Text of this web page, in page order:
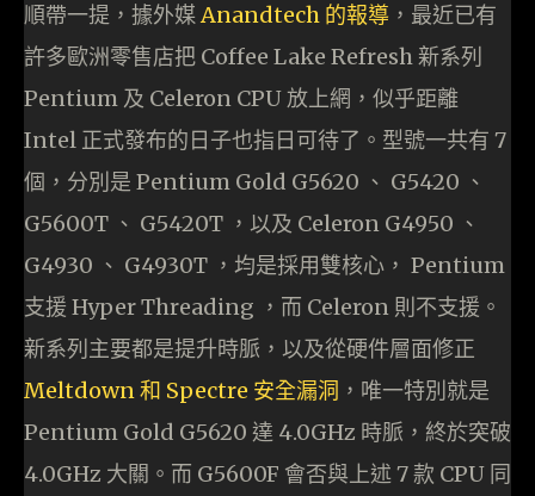
順帶一提，據外媒Anandtech 的報導 ，最近已有
許多歐洲零售店把 Coffee Lake Refresh 新系列
Pentium 及 Celeron CPU 放上網，似乎距離
Intel 正式發布的日子也指日可待了。型號一共有 7
個，分別是 Pentium Gold G5620 、 G5420 、
G5600T 、 G5420T ，以及 Celeron G4950 、
G4930 、 G4930T ，均是採用雙核心， Pentium
支援 Hyper Threading ，而 Celeron 則不支援。
新系列主要都是提升時脈，以及從硬件層面修正
Meltdown 和 Spectre 安全漏洞 ，唯一特別就是
Pentium Gold G5620 達 4.0GHz 時脈，終於突破
4.0GHz 大關。而 G5600F 會否與上述 7 款 CPU 同